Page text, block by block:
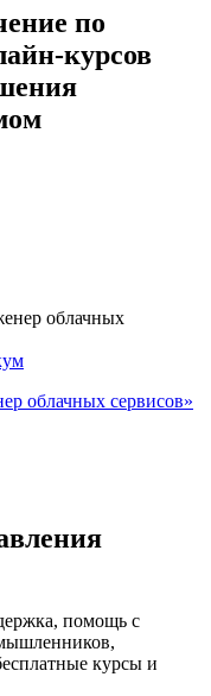
по
курсов
облачных сервисов»
помощь с
курсы и